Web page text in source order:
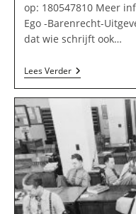
op: 180547810 Meer
Ego -Barenrecht-
dat wie schrijft ook…
Lees VerderEgo
-
Uitgevers
Barendrecht